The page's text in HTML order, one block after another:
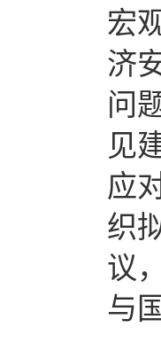
宏
济
问
见
应
织
议
与